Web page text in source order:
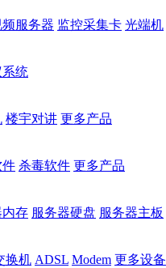
频服务器 监控采集卡 光端机
统
楼宇对讲 更多产品
件 杀毒软件 更多产品
内存 服务器硬盘 服务器主板
换机 ADSL Modem 更多设备